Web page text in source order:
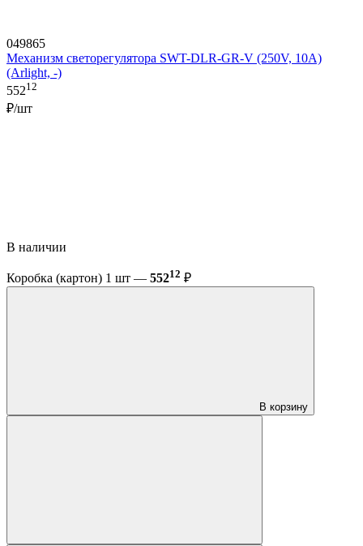
049865
Механизм светорегулятора SWT-DLR-GR-V (250V, 10A)
(Arlight, -)
55212
₽/шт
В наличии
Коробка (картон) 1 шт — 55212 ₽
В корзину